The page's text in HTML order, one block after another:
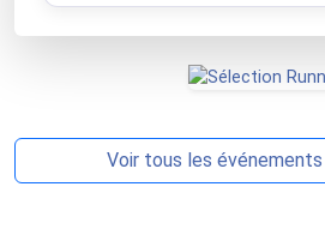
Voir tous les